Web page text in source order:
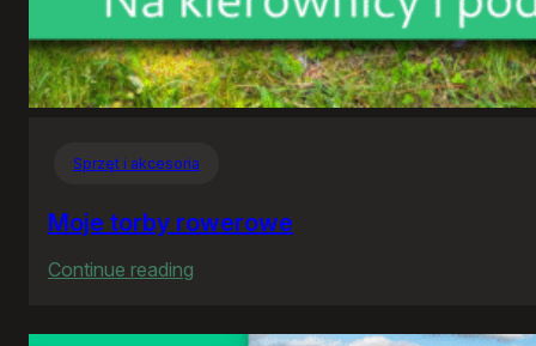
Sprzęt i akcesoria
Moje torby rowerowe
Continue reading
torby